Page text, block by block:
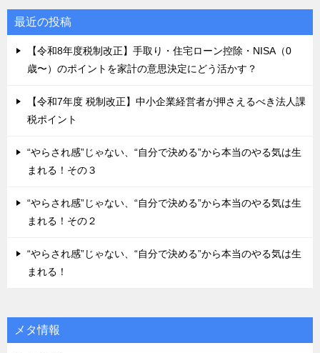
最近の投稿
【令和8年度税制改正】手取り・住宅ローン控除・NISA（0
歳〜）のポイントを家計の意思決定にどう活かす？
【令和7年度 税制改正】中小企業経営者が押さえるべき法人課
税ポイント
“やらされ感”じゃない、“自分で決める”から本当のやる気は生
まれる！その３
“やらされ感”じゃない、“自分で決める”から本当のやる気は生
まれる！その２
“やらされ感”じゃない、“自分で決める”から本当のやる気は生
まれる！
メタ情報